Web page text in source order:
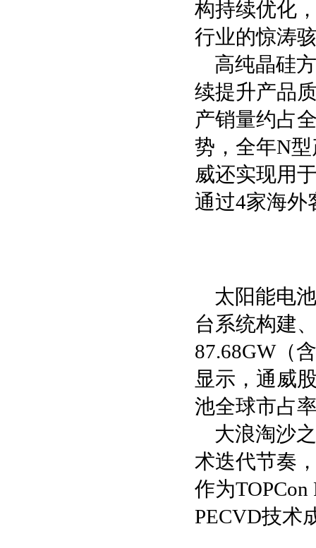
构持续优化
行业的惊涛
高纯晶硅
续提升产品
产销量约占
势，全年N
威还实现用
通过4家海外
太阳能电
台系统构建
87.68GW（
显示，通威
池全球市占
大浪淘沙
术迭代节奏
作为
PECVD技术